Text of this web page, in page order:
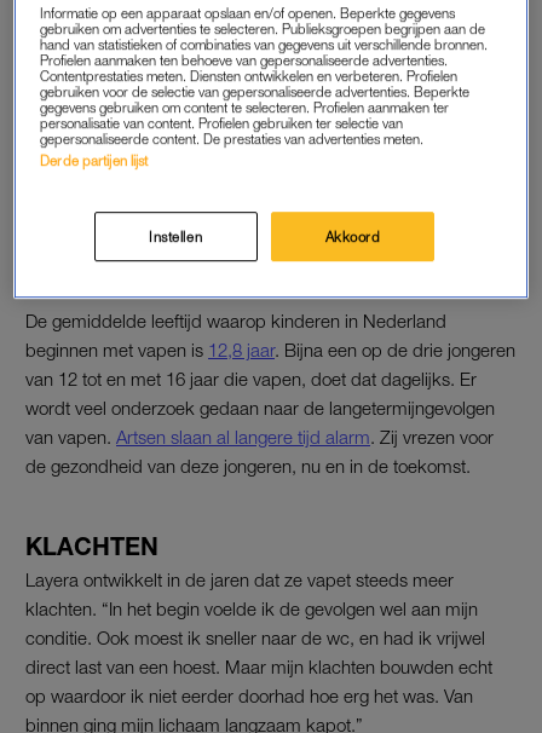
vrienden rookt een normale vape.”
Selina's dochter begon op
haar veertiende met vapen:
'Gewoon op het schoolplein,
naast de leraren'
De gemiddelde leeftijd waarop kinderen in Nederland
beginnen met vapen is 12,8 jaar. Bijna een op de drie jongeren
van 12 tot en met 16 jaar die vapen, doet dat dagelijks. Er
wordt veel onderzoek gedaan naar de langetermijngevolgen
van vapen. Artsen slaan al langere tijd alarm. Zij vrezen voor
de gezondheid van deze jongeren, nu en in de toekomst.
KLACHTEN
Layera ontwikkelt in de jaren dat ze vapet steeds meer
klachten. “In het begin voelde ik de gevolgen wel aan mijn
conditie. Ook moest ik sneller naar de wc, en had ik vrijwel
direct last van een hoest. Maar mijn klachten bouwden echt
op waardoor ik niet eerder doorhad hoe erg het was. Van
binnen ging mijn lichaam langzaam kapot.”
Informatie op een apparaat opslaan en/of openen. Beperkte gegevens
gebruiken om advertenties te selecteren. Publieksgroepen begrijpen aan de
hand van statistieken of combinaties van gegevens uit verschillende bronnen.
Profielen aanmaken ten behoeve van gepersonaliseerde advertenties.
Contentprestaties meten. Diensten ontwikkelen en verbeteren. Profielen
gebruiken voor de selectie van gepersonaliseerde advertenties. Beperkte
gegevens gebruiken om content te selecteren. Profielen aanmaken ter
personalisatie van content. Profielen gebruiken ter selectie van
gepersonaliseerde content. De prestaties van advertenties meten.
Derde partijen lijst
Instellen Akkoord